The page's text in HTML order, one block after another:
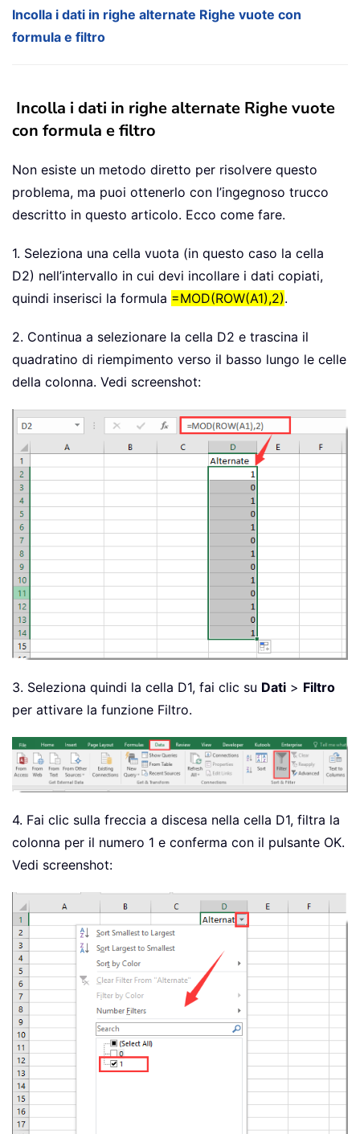
Incolla i dati in righe alternate Righe vuote con
formula e filtro
Incolla i dati in righe alternate Righe vuote
con formula e filtro
Non esiste un metodo diretto per risolvere questo
problema, ma puoi ottenerlo con l’ingegnoso trucco
descritto in questo articolo. Ecco come fare.
1. Seleziona una cella vuota (in questo caso la cella
D2) nell’intervallo in cui devi incollare i dati copiati,
quindi inserisci la formula =MOD(ROW(A1),2).
2. Continua a selezionare la cella D2 e trascina il
quadratino di riempimento verso il basso lungo le celle
della colonna. Vedi screenshot:
3. Seleziona quindi la cella D1, fai clic su Dati > Filtro
per attivare la funzione Filtro.
4. Fai clic sulla freccia a discesa nella cella D1, filtra la
colonna per il numero 1 e conferma con il pulsante OK.
Vedi screenshot: